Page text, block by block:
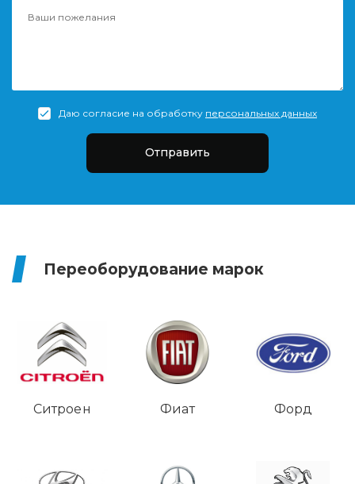
Даю согласие на обработку персональных данных
Отправить
Переоборудование марок
Ситроен Фиат Форд